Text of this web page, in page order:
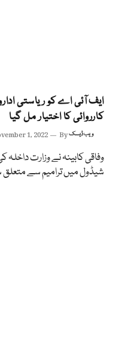
ایف آئی اے کو ریاستی
کارروائی کا اختیار مل گیا
1, 2022 Byویب ڈیسک
شیڈول میں ترامیم سے